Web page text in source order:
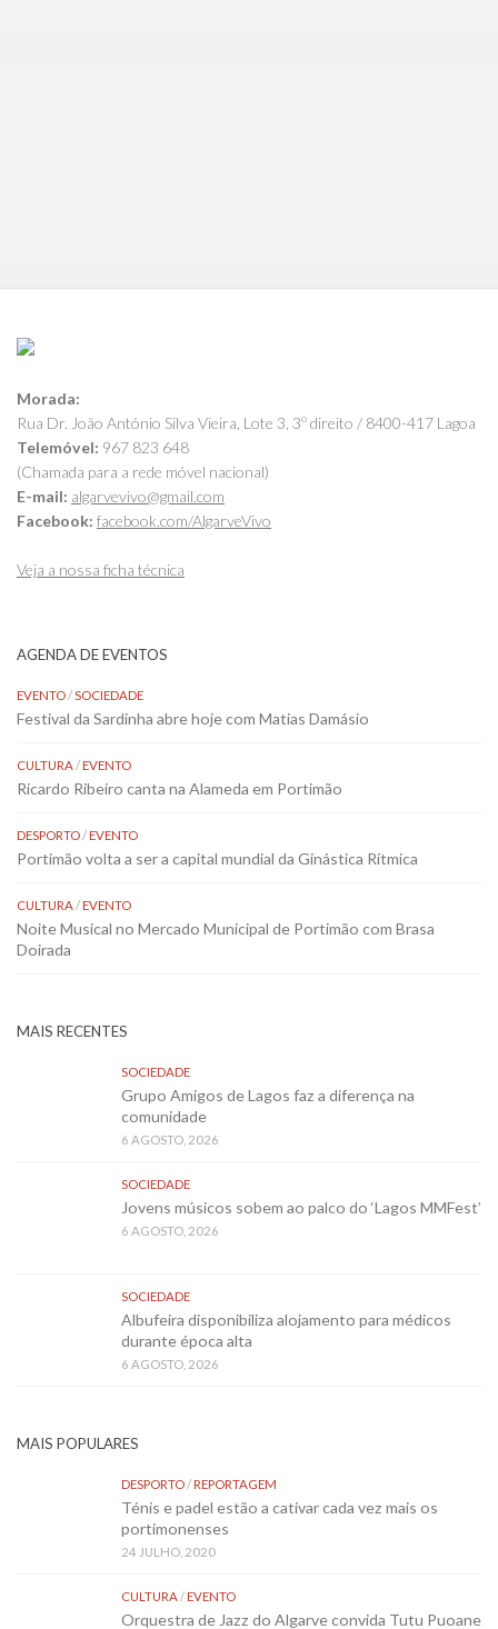
Morada:
Rua Dr. João António Silva Vieira, Lote 3, 3º direito / 8400-417 Lagoa
Telemóvel: 967 823 648
(Chamada para a rede móvel nacional)
E-mail: algarvevivo@gmail.com
Facebook: facebook.com/AlgarveVivo
Veja a nossa ficha técnica
AGENDA DE EVENTOS
EVENTO/SOCIEDADE
Festival da Sardinha abre hoje com Matias Damásio
CULTURA/EVENTO
Ricardo Ribeiro canta na Alameda em Portimão
DESPORTO/EVENTO
Portimão volta a ser a capital mundial da Ginástica Rítmica
CULTURA/EVENTO
Noite Musical no Mercado Municipal de Portimão com Brasa
Doirada
MAIS RECENTES
SOCIEDADE
Grupo Amigos de Lagos faz a diferença na
comunidade
6 AGOSTO, 2026
SOCIEDADE
Jovens músicos sobem ao palco do ‘Lagos MMFest’
6 AGOSTO, 2026
SOCIEDADE
Albufeira disponibiliza alojamento para médicos
durante época alta
6 AGOSTO, 2026
MAIS POPULARES
DESPORTO/REPORTAGEM
Ténis e padel estão a cativar cada vez mais os
portimonenses
24 JULHO, 2020
CULTURA/EVENTO
Orquestra de Jazz do Algarve convida Tutu Puoane